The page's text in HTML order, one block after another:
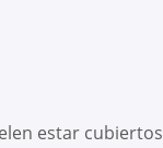
estar cubiertos